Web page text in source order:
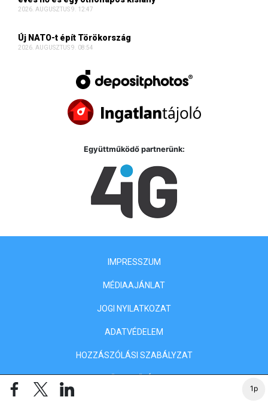
1p
2026. AUGUSZTUS 9. 12:47
Új NATO-t épít Törökország
2026. AUGUSZTUS 9. 08:54
Együttműködő partnerünk:
IMPRESSZUM
MÉDIAAJÁNLAT
JOGI NYILATKOZAT
ADATVÉDELEM
HOZZÁSZÓLÁSI SZABÁLYZAT